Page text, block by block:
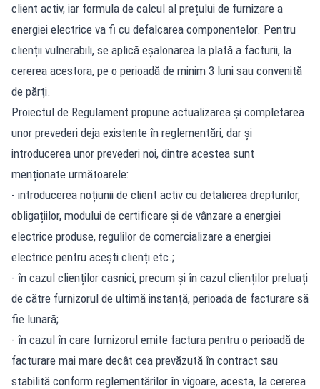
client activ, iar formula de calcul al prețului de furnizare a
energiei electrice va fi cu defalcarea componentelor. Pentru
clienții vulnerabili, se aplică eșalonarea la plată a facturii, la
cererea acestora, pe o perioadă de minim 3 luni sau convenită
de părți.
Proiectul de Regulament propune actualizarea și completarea
unor prevederi deja existente în reglementări, dar și
introducerea unor prevederi noi, dintre acestea sunt
menționate următoarele:
- introducerea noțiunii de client activ cu detalierea drepturilor,
obligațiilor, modului de certificare și de vânzare a energiei
electrice produse, regulilor de comercializare a energiei
electrice pentru acești clienți etc.;
- în cazul clienților casnici, precum și în cazul clienților preluați
de către furnizorul de ultimă instanță, perioada de facturare să
fie lunară;
- în cazul în care furnizorul emite factura pentru o perioadă de
facturare mai mare decât cea prevăzută în contract sau
stabilită conform reglementărilor în vigoare, acesta, la cererea